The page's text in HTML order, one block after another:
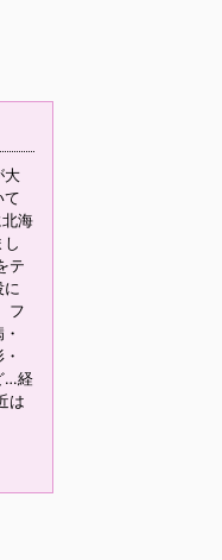
大
て
海
テ
に
フ
…経
は